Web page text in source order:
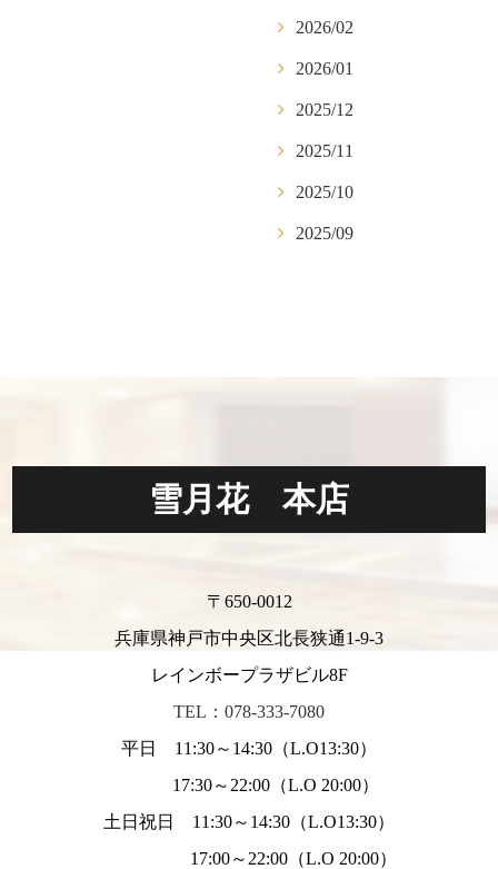
2026/02
2026/01
2025/12
2025/11
2025/10
2025/09
雪月花 本店
〒650-0012
兵庫県神戸市中央区北長狭通1-9-3
レインボープラザビル8F
TEL：078-333-7080
平日 11:30～14:30（L.O13:30）
17:30～22:00（L.O 20:00）
土日祝日 11:30～14:30（L.O13:30）
17:00～22:00（L.O 20:00）